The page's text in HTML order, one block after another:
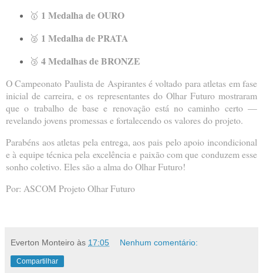
🥇 1 Medalha de OURO
🥈 1 Medalha de PRATA
🥉 4 Medalhas de BRONZE
O Campeonato Paulista de Aspirantes é voltado para atletas em fase
inicial de carreira, e os representantes do Olhar Futuro mostraram
que o trabalho de base e renovação está no caminho certo —
revelando jovens promessas e fortalecendo os valores do projeto.
Parabéns aos atletas pela entrega, aos pais pelo apoio incondicional
e à equipe técnica pela excelência e paixão com que conduzem esse
sonho coletivo. Eles são a alma do Olhar Futuro!
Por: ASCOM Projeto Olhar Futuro
Everton Monteiro às 17:05 Nenhum comentário:
Compartilhar